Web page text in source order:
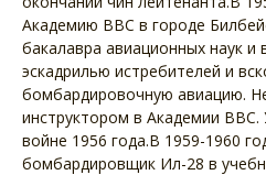
Академию ВВС в городе
бакалавра авиационных наук и
эскадрилью истребителей и
бомбардировочную авиацию.
инструктором в Академии ВВС.
войне 1956 года.В 1959-1960
бомбардировщик Ил-28 в